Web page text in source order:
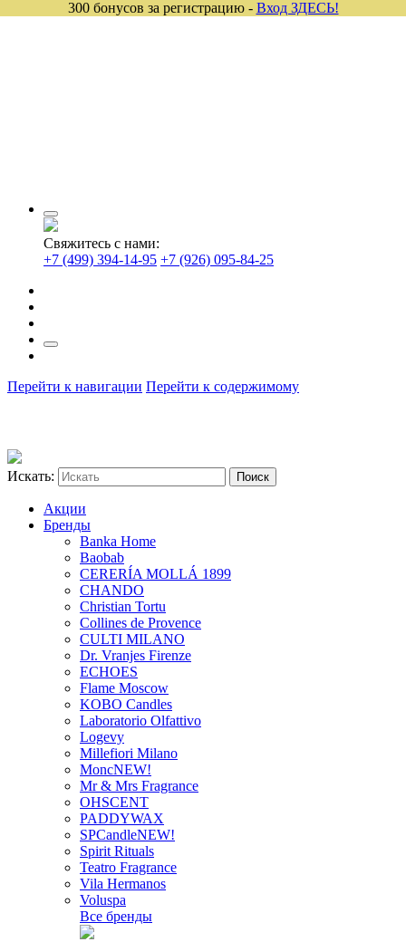
Свяжитесь с нами:
+7 (499) 394-14-95 +7 (926) 095-84-25
Перейти к навигации Перейти к содержимому
Искать:
Акции
Бренды
Banka Home
Baobab
CERERÍA MOLLÁ 1899
CHANDO
Christian Tortu
Collines de Provence
CULTI MILANO
Dr. Vranjes Firenze
ECHOES
Flame Moscow
KOBO Candles
Laboratorio Olfattivo
Logevy
Millefiori Milano
MoncNEW!
Mr & Mrs Fragrance
OHSCENT
PADDYWAX
SPCandleNEW!
Spirit Rituals
Teatro Fragrance
Vila Hermanos
Voluspa
Все бренды
300 бонусов за регистрацию - Вход ЗДЕСЬ!